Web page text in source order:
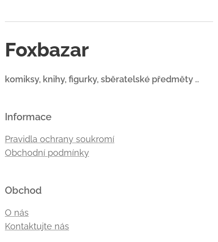
Foxbazar
komiksy, knihy, figurky, sběratelské předměty ..
Informace
Pravidla ochrany soukromí
Obchodní podmínky
Obchod
O nás
Kontaktujte nás